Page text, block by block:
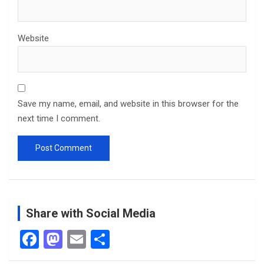
Website
Save my name, email, and website in this browser for the
next time I comment.
Share with Social Media
F
a
M
a
E
m h